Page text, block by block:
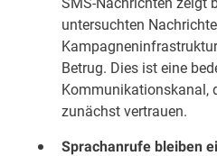
untersuchten
Betrug. Dies ist eine
Kommunikationskanal,
zunächst vertrauen.
Sprachanrufe bleiben